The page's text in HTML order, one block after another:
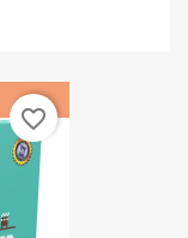
favorite_border